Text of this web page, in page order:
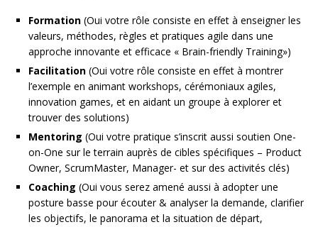
Formation (Oui votre rôle consiste en effet à enseigner les
valeurs, méthodes, règles et pratiques agile dans une
approche innovante et efficace « Brain-friendly Training»)
Facilitation (Oui votre rôle consiste en effet à montrer
l’exemple en animant workshops, cérémoniaux agiles,
innovation games, et en aidant un groupe à explorer et
trouver des solutions)
Mentoring (Oui votre pratique s’inscrit aussi soutien One-
on-One sur le terrain auprès de cibles spécifiques – Product
Owner, ScrumMaster, Manager- et sur des activités clés)
Coaching (Oui vous serez amené aussi à adopter une
posture basse pour écouter & analyser la demande, clarifier
les objectifs, le panorama et la situation de départ,